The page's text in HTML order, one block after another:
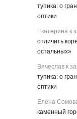
тупика: о
оптики
Екатерина к
отличить
остальных»
Вячеслав к
тупика: о
оптики
Елена
каменный